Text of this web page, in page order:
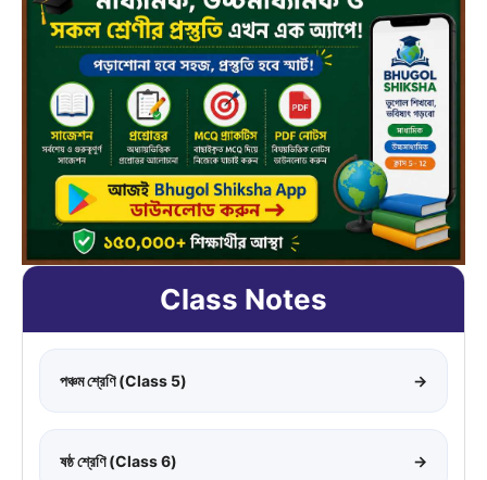
Class Notes
পঞ্চম শ্রেণি (Class 5) →
ষষ্ঠ শ্রেণি (Class 6) →